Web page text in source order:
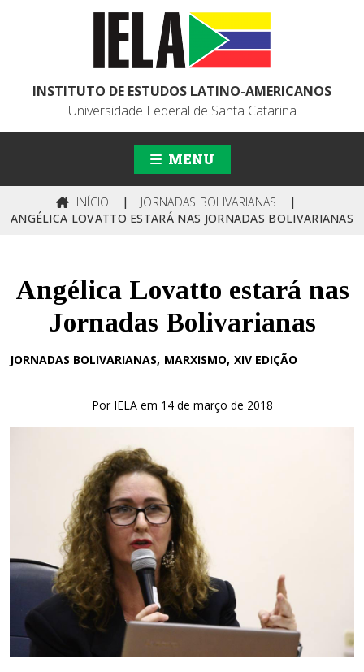
INSTITUTO DE ESTUDOS LATINO-AMERICANOS
Universidade Federal de Santa Catarina
MENU
INÍCIO | JORNADAS BOLIVARIANAS
|
ANGÉLICA LOVATTO ESTARÁ NAS JORNADAS BOLIVARIANAS
Angélica Lovatto estará nas
Jornadas Bolivarianas
JORNADAS BOLIVARIANAS MARXISMO XIV EDIÇÃO
-
Por IELA em 14 de março de 2018